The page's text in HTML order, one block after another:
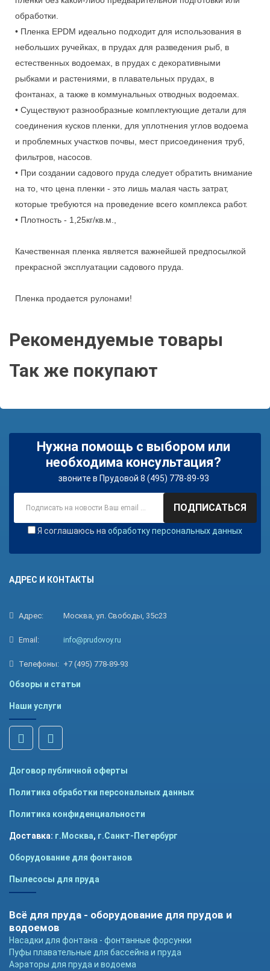
обработки.
• Пленка EPDM идеально подходит для использования в
небольших ручейках, в прудах для разведения рыб, в
естественных водоемах, в прудах с декоративными
рыбками и растениями, в плавательных прудах, в
фонтанах, а также в коммунальных отводных водоемах.
• Существуют разнообразные комплектующие детали для
соединения кусков пленки, для уплотнения углов водоема
и проблемных участков почвы, мест присоединения труб,
фильтров, насосов.
• При создании садового пруда следует обратить внимание
на то, что цена пленки - это лишь малая часть затрат,
которые требуются на проведение всего комплекса работ.
• Плотность - 1,25кг/кв.м.,
Качественная пленка является важнейшей предпосылкой
прекрасной эксплуатации садового пруда.
Пленка продается рулонами!
Рекомендуемые товары
Так же покупают
Нужна помощь с выбором или
необходима консультация?
звоните в Прудовой 8 (495) 778-89-93
ПОДПИСАТЬСЯ
Я соглашаюсь на обработку персональных данных
АДРЕС И КОНТАКТЫ
Адрес: Москва, ул. Свободы, 35с23
Email: info@prudovoy.ru
Телефоны: +7 (495) 778-89-93
Обзоры и статьи
Наши услуги
Договор публичной оферты
Политика обработки персональных данных
Политика конфиденциальности
Доставка: г.Москва, г.Санкт-Петербург
Оборудование для фонтанов
Пылесосы для пруда
Всё для пруда - оборудование для прудов и
водоемов
Насадки для фонтана - фонтанные форсунки
Пуфы плавательные для бассейна и пруда
Аэраторы для пруда и водоема